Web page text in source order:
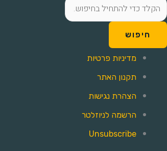
חיפוש
מדיניות פרטיות
תקנון האתר
הצהרת נגישות
הרשמה לניוזלטר
Unsubscribe